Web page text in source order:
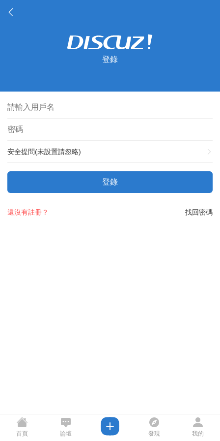
登錄
安全提問(未設置請忽略)
登錄
找回密碼
還沒有註冊？
首頁 論壇 發現 我的